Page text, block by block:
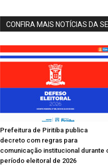
CONFIRA MAIS NOTÍCIAS DA
Prefeitura de Piritiba publica
decreto com regras para
comunicação institucional durante
período eleitoral de 2026